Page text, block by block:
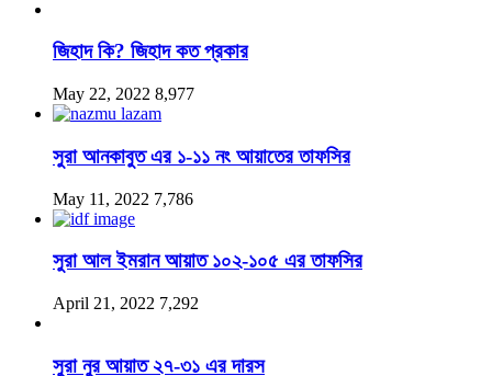
জিহাদ কি? জিহাদ কত প্রকার
May 22, 2022 8,977
সুরা আনকাবুত এর ১-১১ নং আয়াতের তাফসির
May 11, 2022 7,786
সুরা আল ইমরান আয়াত ১০২-১০৫ এর তাফসির
April 21, 2022 7,292
সুরা নুর আয়াত ২৭-৩১ এর দারস